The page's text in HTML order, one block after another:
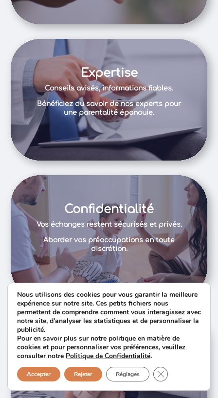
Expertise
Conseils avisés, informations fiables.
Bénéficiez du savoir de nos experts pour
une parentalité épanouie.
Confidentialité
Vos échanges restent sécurisés et privés.
Aborder vos préoccupations en toute
discrétion.
Adaptabilité
Chaque parent, chaque situation.
Des solutions sur mesure pour accompagner
Nous utilisons des cookies pour vous garantir la meilleure
expérience sur notre site. Ces petits fichiers nous
permettent de comprendre comment vous interagissez avec
notre site, d'analyser les statistiques et de personnaliser la
publicité.
Pour en savoir plus sur notre politique en matière de
cookies et pour personnaliser vos préférences, veuillez
consulter notre Politique de Confidentialité.
Accepter Rejeter Réglages Fermer la